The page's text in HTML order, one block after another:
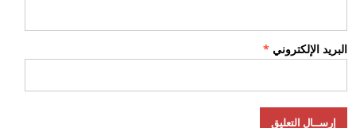
البريد الإلكتروني *